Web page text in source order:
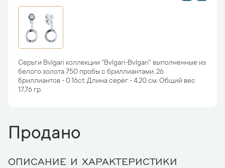
Серьги Bvlgari коллекции "Bvlgari-Bvlgari" выполненные из
белого золота 750 пробы с бриллиантами. 26
бриллиантов - 0.16ct. Длина серёг - 4,20 см. Общий вес
17,76 гр.
Продано
ОПИСАНИЕ И ХАРАКТЕРИСТИКИ